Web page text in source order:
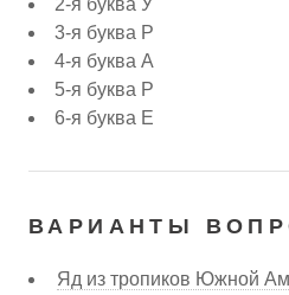
2-я буква У
3-я буква Р
4-я буква А
5-я буква Р
6-я буква Е
ВАРИАНТЫ
Яд из тропиков Южной